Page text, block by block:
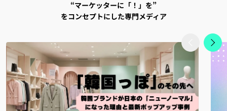
“マーケッターに「！」を”
をコンセプトにした専門メディア